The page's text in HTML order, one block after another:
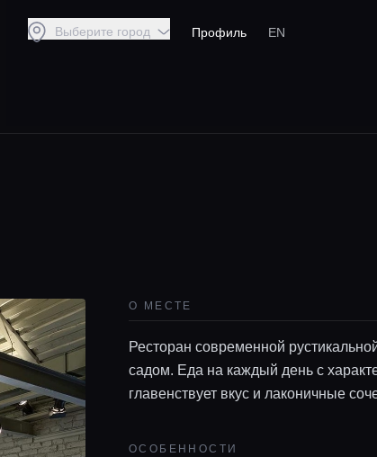
Выберите город Профиль EN
О МЕСТЕ
Ресторан современной
садом. Еда на каждый день с
главенствует вкус и лаконичные
ОСОБЕННОСТИ